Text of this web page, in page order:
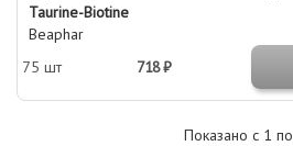
Taurine-Biotine
Beaphar
75 шт
718 ₽
Показано с 1 по